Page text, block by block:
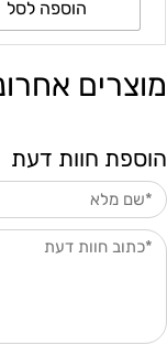
הוספה לסל
מוצרים
הוספת חוות דעת